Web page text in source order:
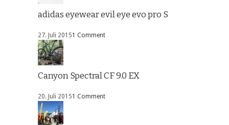
adidas eyewear evil eye evo pro S
27. Juli 20151 Comment
Canyon Spectral CF 9.0 EX
20. Juli 20151 Comment